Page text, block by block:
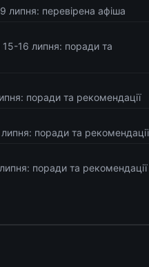
липня: перевірена афіша
15-16 липня: поради та
поради та рекомендації
липня: поради та рекомендації
поради та рекомендації